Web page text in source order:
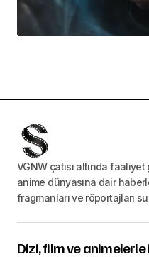
VGNW çatısı altında
anime dünyasına dair
fragmanları ve röportajları
Dizi, film ve